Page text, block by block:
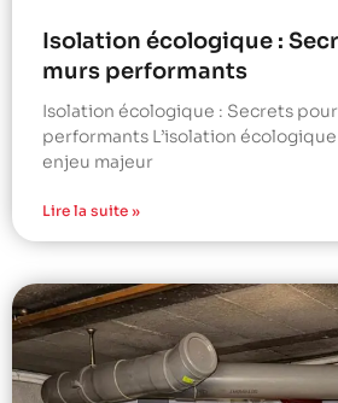
Isolation écologique :
murs performants
Isolation écologique : Secrets
performants L’isolation
enjeu majeur
Lire la suite »